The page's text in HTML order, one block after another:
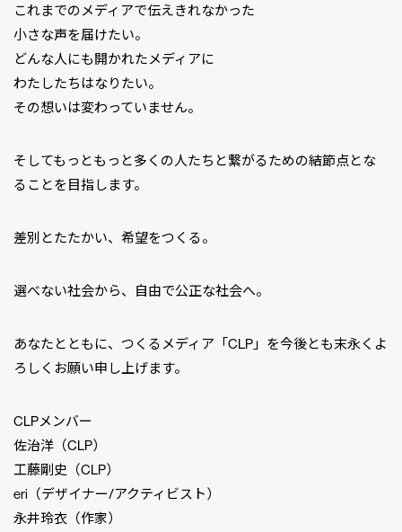
これまでのメディアで伝えきれなかった
小さな声を届けたい。
どんな人にも開かれたメディアに
わたしたちはなりたい。
その想いは変わっていません。
そしてもっともっと多くの人たちと繋がるための結節点とな
ることを目指します。
差別とたたかい、希望をつくる。
選べない社会から、自由で公正な社会へ。
あなたとともに、つくるメディア「CLP」を今後とも末永くよ
ろしくお願い申し上げます。
CLPメンバー
佐治洋（CLP）
工藤剛史（CLP）
eri（デザイナー/アクティビスト）
永井玲衣（作家）